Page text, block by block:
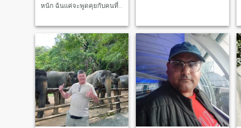
หนัก ฉันแค่จะพูดคุยกับคนที่
ว่า